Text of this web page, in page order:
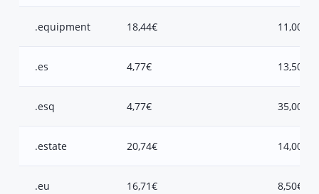
.equipment 18,44€ 11,00€
.es 4,77€ 13,50€
.esq 4,77€ 35,00€
.estate 20,74€ 14,00€
.eu 16,71€ 8,50€